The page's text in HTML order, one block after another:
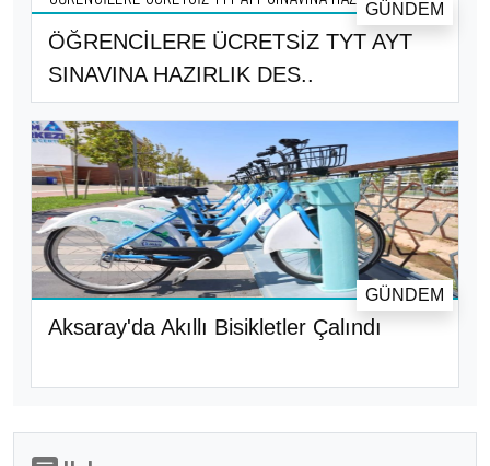
ÖĞRENCİLERE ÜCRETSİZ TYT AYT
SINAVINA HAZIRLIK DES..
GÜNDEM
Aksaray'da Akıllı Bisikletler Çalındı
GÜNDEM